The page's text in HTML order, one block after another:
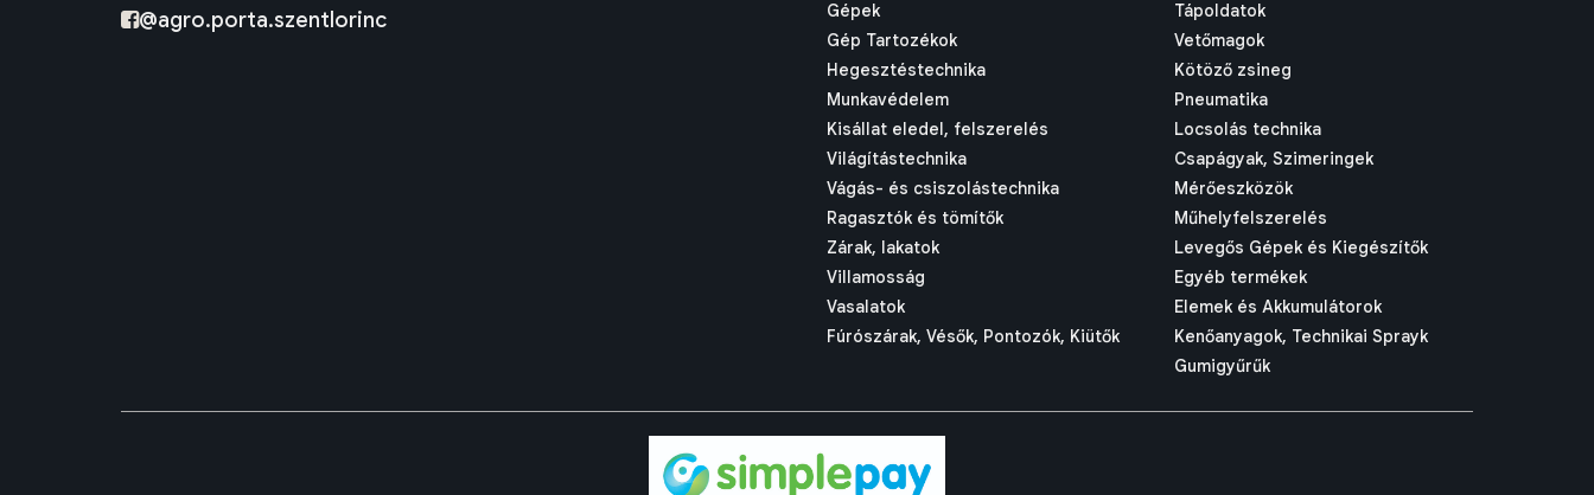
@agro.porta.szentlorinc
Gépek
Gép Tartozékok
Hegesztéstechnika
Munkavédelem
Kisállat eledel, felszerelés
Világítástechnika
Vágás- és csiszolástechnika
Ragasztók és tömítők
Zárak, lakatok
Villamosság
Vasalatok
Fúrószárak, Vésők, Pontozók, Kiütők
Tápoldatok
Vetőmagok
Kötöző zsineg
Pneumatika
Locsolás technika
Csapágyak, Szimeringek
Mérőeszközök
Műhelyfelszerelés
Levegős Gépek és Kiegészítők
Egyéb termékek
Elemek és Akkumulátorok
Kenőanyagok, Technikai Sprayk
Gumigyűrűk